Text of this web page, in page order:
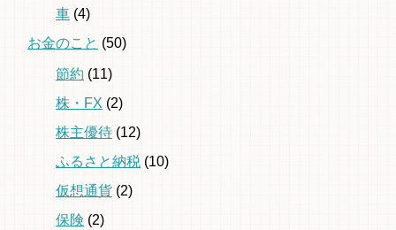
車 (4)
お金のこと (50)
節約 (11)
株・FX (2)
株主優待 (12)
ふるさと納税 (10)
仮想通貨 (2)
保険 (2)